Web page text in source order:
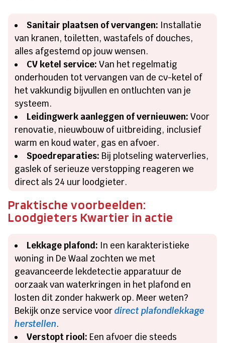
Sanitair plaatsen of vervangen: Installatie
van kranen, toiletten, wastafels of douches,
alles afgestemd op jouw wensen.
CV ketel service: Van het regelmatig
onderhouden tot vervangen van de cv-ketel of
het vakkundig bijvullen en ontluchten van je
systeem.
Leidingwerk aanleggen of vernieuwen: Voor
renovatie, nieuwbouw of uitbreiding, inclusief
warm en koud water, gas en afvoer.
Spoedreparaties: Bij plotseling waterverlies,
gaslek of serieuze verstopping reageren we
direct als 24 uur loodgieter.
Praktische voorbeelden:
Loodgieters Kwartier in actie
Lekkage plafond: In een karakteristieke
woning in De Waal zochten we met
geavanceerde lekdetectie apparatuur de
oorzaak van waterkringen in het plafond en
losten dit zonder hakwerk op. Meer weten?
Bekijk onze service voordirect plafondlekkage
herstellen.
Verstopt riool: Een afvoer die steeds